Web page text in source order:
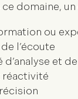
domaine,
ou
l’écoute
d’analyse et